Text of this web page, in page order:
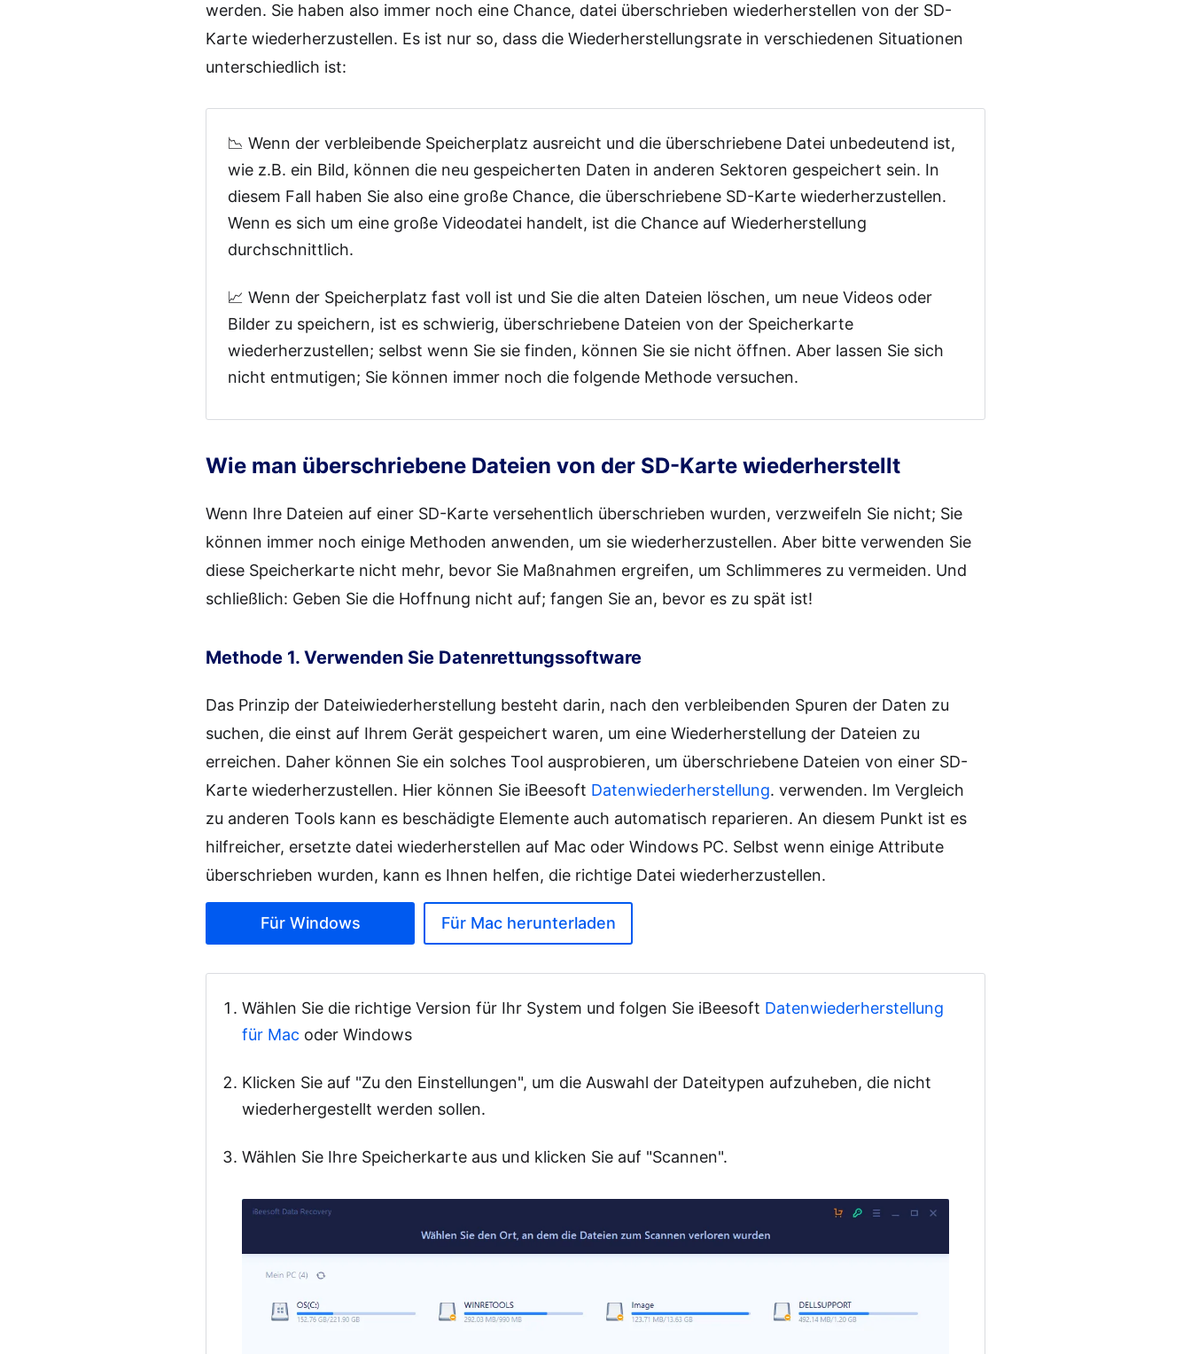
werden. Sie haben also immer noch eine Chance, datei überschrieben wiederherstellen von der SD-
Karte wiederherzustellen. Es ist nur so, dass die Wiederherstellungsrate in verschiedenen Situationen
unterschiedlich ist:
📉 Wenn der verbleibende Speicherplatz ausreicht und die überschriebene Datei unbedeutend ist,
wie z.B. ein Bild, können die neu gespeicherten Daten in anderen Sektoren gespeichert sein. In
diesem Fall haben Sie also eine große Chance, die überschriebene SD-Karte wiederherzustellen.
Wenn es sich um eine große Videodatei handelt, ist die Chance auf Wiederherstellung
durchschnittlich.
📈 Wenn der Speicherplatz fast voll ist und Sie die alten Dateien löschen, um neue Videos oder
Bilder zu speichern, ist es schwierig, überschriebene Dateien von der Speicherkarte
wiederherzustellen; selbst wenn Sie sie finden, können Sie sie nicht öffnen. Aber lassen Sie sich
nicht entmutigen; Sie können immer noch die folgende Methode versuchen.
Wie man überschriebene Dateien von der SD-Karte wiederherstellt
Wenn Ihre Dateien auf einer SD-Karte versehentlich überschrieben wurden, verzweifeln Sie nicht; Sie
können immer noch einige Methoden anwenden, um sie wiederherzustellen. Aber bitte verwenden Sie
diese Speicherkarte nicht mehr, bevor Sie Maßnahmen ergreifen, um Schlimmeres zu vermeiden. Und
schließlich: Geben Sie die Hoffnung nicht auf; fangen Sie an, bevor es zu spät ist!
Methode 1. Verwenden Sie Datenrettungssoftware
Das Prinzip der Dateiwiederherstellung besteht darin, nach den verbleibenden Spuren der Daten zu
suchen, die einst auf Ihrem Gerät gespeichert waren, um eine Wiederherstellung der Dateien zu
erreichen. Daher können Sie ein solches Tool ausprobieren, um überschriebene Dateien von einer SD-
Karte wiederherzustellen. Hier können Sie iBeesoft Datenwiederherstellung. verwenden. Im Vergleich
zu anderen Tools kann es beschädigte Elemente auch automatisch reparieren. An diesem Punkt ist es
hilfreicher, ersetzte datei wiederherstellen auf Mac oder Windows PC. Selbst wenn einige Attribute
überschrieben wurden, kann es Ihnen helfen, die richtige Datei wiederherzustellen.
Für Windows Für Mac herunterladen
Wählen Sie die richtige Version für Ihr System und folgen Sie iBeesoft Datenwiederherstellung
für Mac oder Windows
Klicken Sie auf "Zu den Einstellungen", um die Auswahl der Dateitypen aufzuheben, die nicht
wiederhergestellt werden sollen.
Wählen Sie Ihre Speicherkarte aus und klicken Sie auf "Scannen".